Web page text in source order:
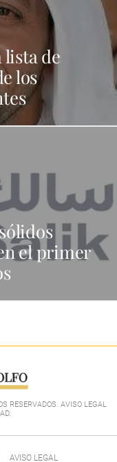
de
los
el primer
RESERVADOS. AVISO LEGAL
.
AVISO LEGAL